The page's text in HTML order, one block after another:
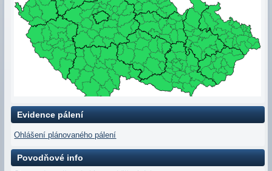
Evidence pálení
Ohlášení plánovaného pálení
Povodňové info